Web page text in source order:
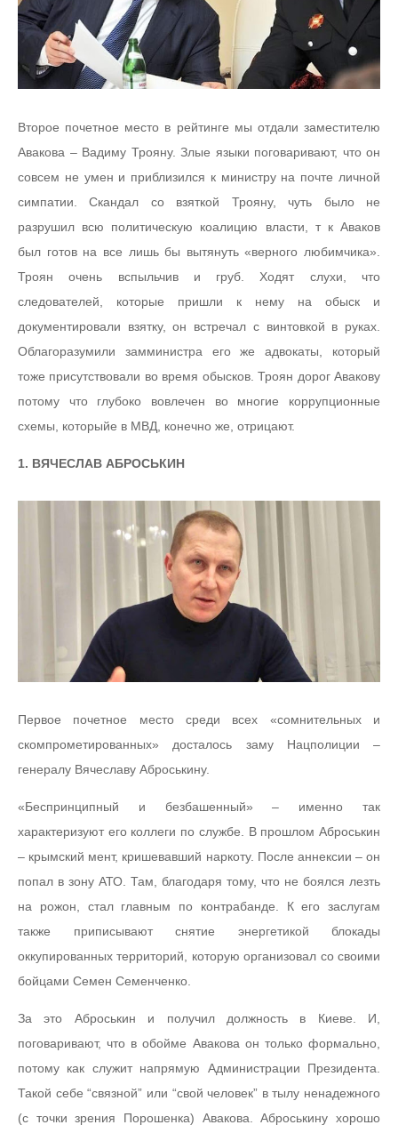
Второе почетное место в рейтинге мы отдали заместителю
Авакова – Вадиму Трояну. Злые языки поговаривают, что он
совсем не умен и приблизился к министру на почте личной
симпатии. Скандал со взяткой Трояну, чуть было не
разрушил всю политическую коалицию власти, т к Аваков
был готов на все лишь бы вытянуть «верного любимчика».
Троян очень вспыльчив и груб. Ходят слухи, что
следователей, которые пришли к нему на обыск и
документировали взятку, он встречал с винтовкой в руках.
Облагоразумили замминистра его же адвокаты, который
тоже присутствовали во время обысков. Троян дорог Авакову
потому что глубоко вовлечен во многие коррупционные
схемы, которыйе в МВД, конечно же, отрицают.
1. ВЯЧЕСЛАВ АБРОСЬКИН
Первое почетное место среди всех «сомнительных и
скомпрометированных» досталось заму Нацполиции –
генералу Вячеславу Аброськину.
«Беспринципный и безбашенный» – именно так
характеризуют его коллеги по службе. В прошлом Аброськин
– крымский мент, кришевавший наркоту. После аннексии – он
попал в зону АТО. Там, благодаря тому, что не боялся лезть
на рожон, стал главным по контрабанде. К его заслугам
также приписывают снятие энергетикой блокады
оккупированных территорий, которую организовал со своими
бойцами Семен Семенченко.
За это Аброськин и получил должность в Киеве. И,
поговаривают, что в обойме Авакова он только формально,
потому как служит напрямую Администрации Президента.
Такой себе “связной” или “свой человек” в тылу ненадежного
(с точки зрения Порошенка) Авакова. Аброськину хорошо